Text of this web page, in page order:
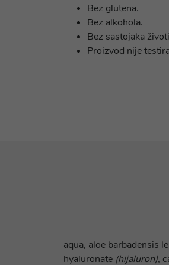
Bez glutena.
Bez alkohola.
Bez sastojaka
Proizvod nije
aqua, aloe barbadensis
hyaluronate (hijaluron),